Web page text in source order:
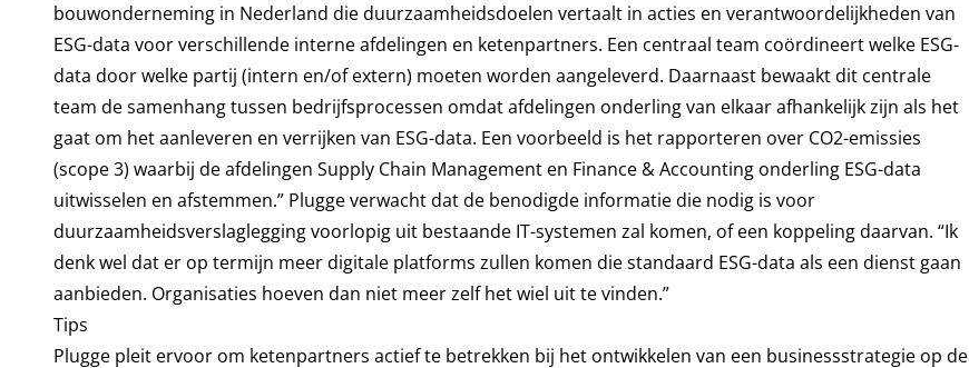
bouwonderneming in Nederland die duurzaamheidsdoelen vertaalt in acties en verantwoordelijkheden van
ESG-data voor verschillende interne afdelingen en ketenpartners. Een centraal team coördineert welke ESG-
data door welke partij (intern en/of extern) moeten worden aangeleverd. Daarnaast bewaakt dit centrale
team de samenhang tussen bedrijfsprocessen omdat afdelingen onderling van elkaar afhankelijk zijn als het
gaat om het aanleveren en verrijken van ESG-data. Een voorbeeld is het rapporteren over CO2-emissies
(scope 3) waarbij de afdelingen Supply Chain Management en Finance & Accounting onderling ESG-data
uitwisselen en afstemmen.” Plugge verwacht dat de benodigde informatie die nodig is voor
duurzaamheidsverslaglegging voorlopig uit bestaande IT-systemen zal komen, of een koppeling daarvan. “Ik
denk wel dat er op termijn meer digitale platforms zullen komen die standaard ESG-data als een dienst gaan
aanbieden. Organisaties hoeven dan niet meer zelf het wiel uit te vinden.”
Tips
Plugge pleit ervoor om ketenpartners actief te betrekken bij het ontwikkelen van een businessstrategie op de